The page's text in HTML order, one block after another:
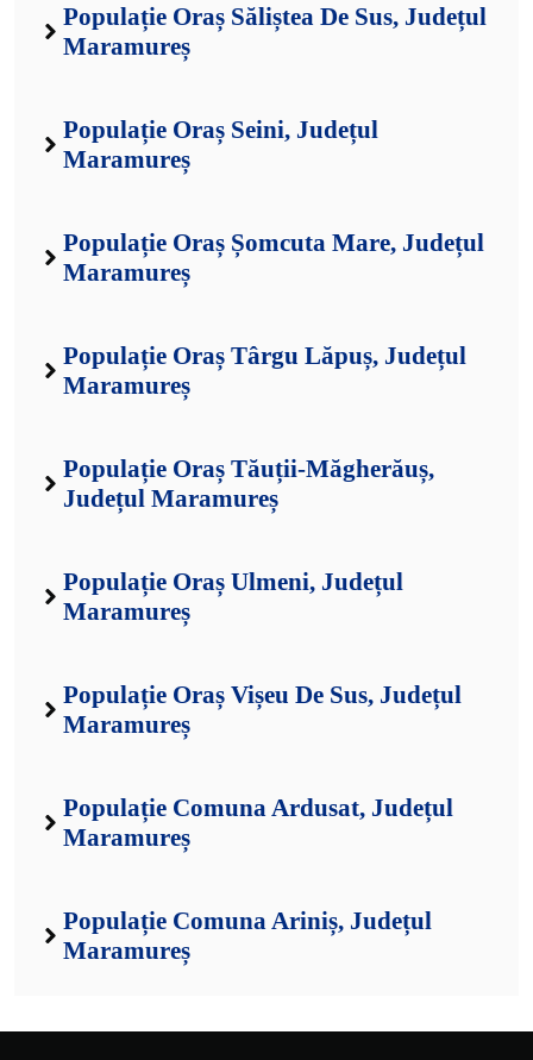
Populație Oraș Săliștea De Sus, Județul
Maramureș
Populație Oraș Seini, Județul
Maramureș
Populație Oraș Șomcuta Mare, Județul
Maramureș
Populație Oraș Târgu Lăpuș, Județul
Maramureș
Populație Oraș Tăuții-Măgherăuș,
Județul Maramureș
Populație Oraș Ulmeni, Județul
Maramureș
Populație Oraș Vișeu De Sus, Județul
Maramureș
Populație Comuna Ardusat, Județul
Maramureș
Populație Comuna Ariniș, Județul
Maramureș